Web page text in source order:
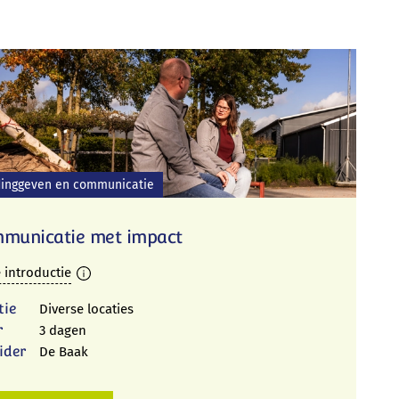
en communicatie
met impact
introductie
Diverse locaties
3 dagen
De Baak